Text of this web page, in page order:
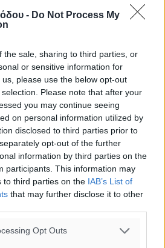
- Do Not Process My
the sale, sharing to third parties, or
or sensitive information for
please use the below opt-out
Please note that after your
you may continue seeing
on personal information utilized by
disclosed to third parties prior to
opt-out of the further
information by third parties on the
participants. This information may
to third parties on the IAB’s List of
that may further disclose it to other
Opt Outs
όλων ανοιχτά για να βλέπουν
Ο τόπος θέλει δουλειά, θέλει
#Πολιτισμός #Έργα
μας στα αποτελέσματα αναζήτησης
on Google ↗
μας στο Google News ★ ↗
News πατήστε ★ Ακολουθήστε